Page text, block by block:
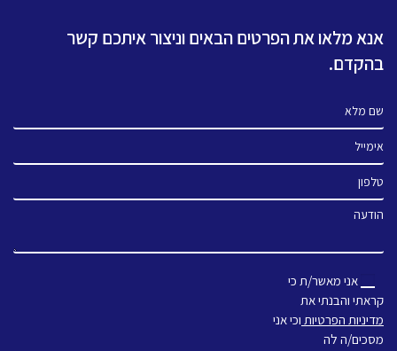
אנא מלאו את הפרטים הבאים וניצור איתכם קשר
בהקדם.
שם מלא
אימייל
טלפון
הודעה
אני מאשר/ת כי
קראתי והבנתי את
מדיניות הפרטיות וכי אני
מסכים/ה לה